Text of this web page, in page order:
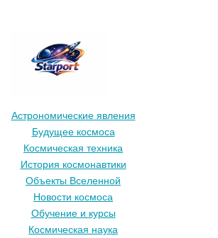
Астрономические явления
Будущее космоса
Космическая техника
История космонавтики
Объекты Вселенной
Новости космоса
Обучение и курсы
Космическая наука